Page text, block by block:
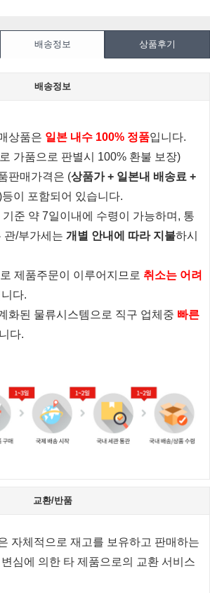
배송정보 상품후기
배송정보
상품은 일본 내수 100% 정품입니다.
가품으로 판별시 100% 환불 보장)
판매가격은 (상품가 + 일본내 배송료 +
등이 포함되어 있습니다.
준 약 7일이내에 수령이 가능하며, 통
관/부가세는 개별 안내에 따라 지불하시
제품주문이 이루어지므로 취소는 어려
다.
화된 물류시스템으로 직구 업체중 빠른
다.
교환/반품
자체적으로 재고를 보유하고 판매하는
심에 의한 타 제품으로의 교환 서비스